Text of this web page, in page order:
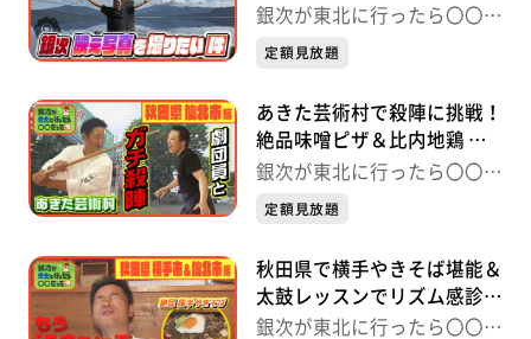
田沢湖編 銀次が東北に行っ
銀次が東北に行ったら〇〇だ
った件
定額見放題
あきた芸術村で殺陣に挑戦！
絶品味噌ピザ＆比内地鶏 ＃
１２ 秋田県仙北市編 銀次が
銀次が東北に行ったら〇〇だ
った件
定額見放題
秋田県で横手やきそば堪能＆
太鼓レッスンでリズム感診
断！＃１１ 秋田県横手市＆
銀次が東北に行ったら〇〇だ